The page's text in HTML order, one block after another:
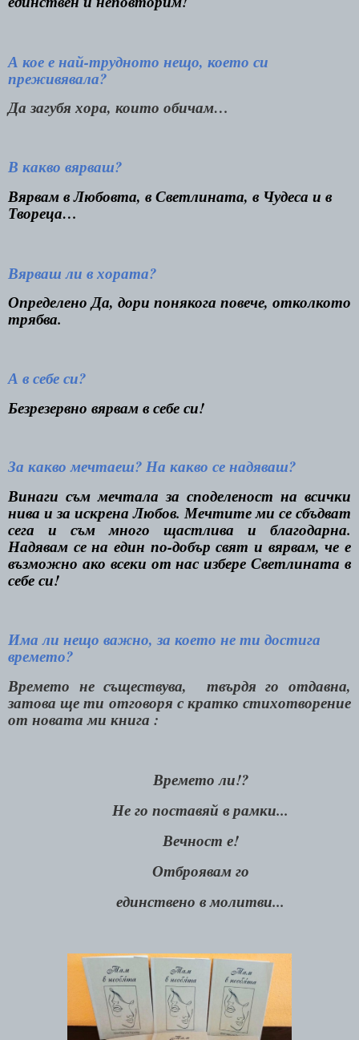
А кое е най-трудното нещо, което си
преживявала?
Да загубя хора, които обичам…
В какво вярваш?
Вярвам в Любовта, в Светлината, в Чудеса и в
Твореца…
Вярваш ли в хората?
Определено Да, дори понякога повече, отколкото
трябва.
А в себе си?
Безрезервно вярвам в себе си!
За какво мечтаеш? На какво се надяваш?
Винаги съм мечтала за споделеност на всички
нива и за искрена Любов. Мечтите ми се сбъдват
сега и съм много щастлива и благодарна.
Надявам се на един по-добър свят и вярвам, че е
възможно ако всеки от нас избере Светлината в
себе си!
Има ли нещо важно, за което не ти достига
времето?
Времето не съществува,
твърдя го отдавна,
затова ще ти отговоря с кратко стихотворение
от новата ми книга :
Времето ли!?
Не го поставяй в рамки...
Вечност е!
Отброявам го
единствено в молитви...